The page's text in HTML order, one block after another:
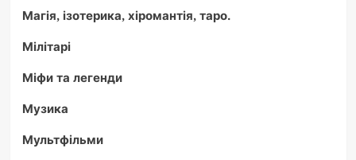
Магія, ізотерика, хіромантія, таро.
Мілітарі
Міфи та легенди
Музика
Мультфільми